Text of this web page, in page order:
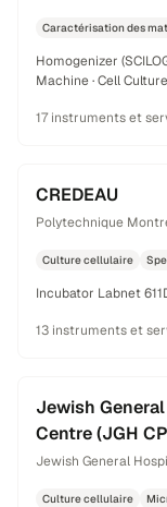
Caractérisation des
Homogenizer
Machine · Cell
17 instruments et
CREDEAU
Polytechnique
Culture cellulaire
Incubator Labnet
13 instruments et
Jewish
Centre (JGH
Jewish General
Culture cellulaire